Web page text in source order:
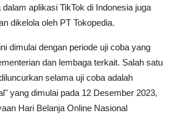
aplikasi TikTok di Indonesia juga
dikelola oleh PT Tokopedia.
dimulai dengan periode uji coba yang
dan lembaga terkait. Salah satu
selama uji coba adalah
yang dimulai pada 12 Desember 2023,
Hari Belanja Online Nasional